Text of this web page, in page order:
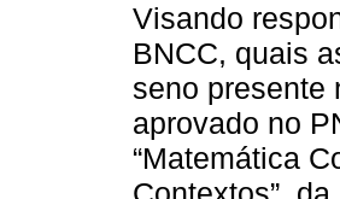
Visando
BNCC, quais
seno presente
aprovado no
“Matemática